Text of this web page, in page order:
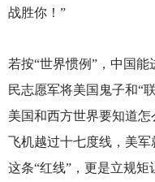
战胜你！”
若按“世界惯例”，中国
民志愿军将美国鬼子和“
美国和西方世界要知道
飞机越过十七度线，美
这条“红线”，更是立规矩